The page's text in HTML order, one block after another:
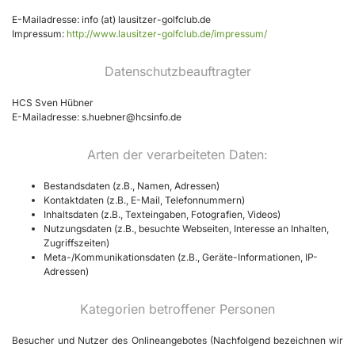
E-Mailadresse: info (at) lausitzer-golfclub.de
Impressum: http://www.lausitzer-golfclub.de/impressum/
Datenschutzbeauftragter
HCS Sven Hübner
E-Mailadresse: s.huebner@hcsinfo.de
Arten der verarbeiteten Daten:
Bestandsdaten (z.B., Namen, Adressen)
Kontaktdaten (z.B., E-Mail, Telefonnummern)
Inhaltsdaten (z.B., Texteingaben, Fotografien, Videos)
Nutzungsdaten (z.B., besuchte Webseiten, Interesse an Inhalten,
Zugriffszeiten)
Meta-/Kommunikationsdaten (z.B., Geräte-Informationen, IP-
Adressen)
Kategorien betroffener Personen
Besucher und Nutzer des Onlineangebotes (Nachfolgend bezeichnen wir